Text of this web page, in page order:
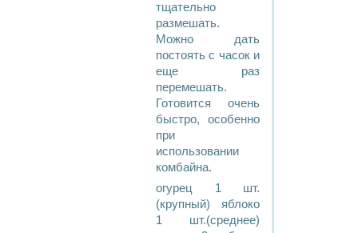
тщательно
размешать.
Можно дать
постоять с часок и
еще раз
перемешать.
Готовится очень
быстро, особенно
при
использовании
комбайна.
огурец 1 шт.
(крупный) яблоко
1 шт.(среднее)